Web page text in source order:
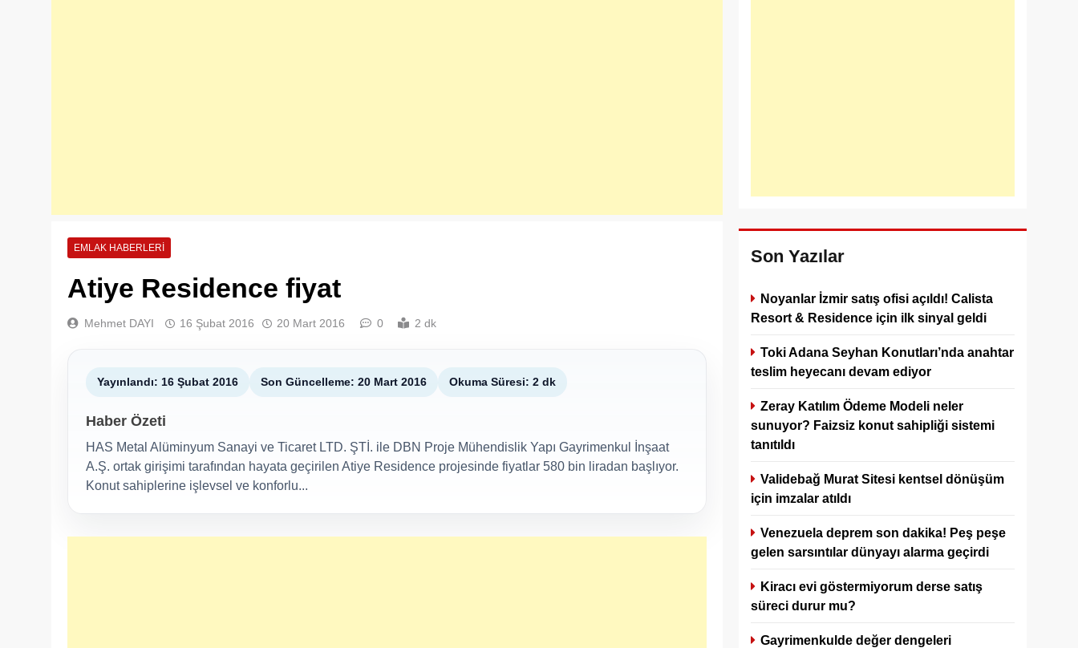
EMLAK HABERLERI
Atiye Residence fiyat
Mehmet DAYI 16 Şubat 2016 20 Mart 2016 0 2 dk
Yayınlandı: 16 Şubat 2016 Son Güncelleme: 20 Mart 2016 Okuma Süresi: 2 dk
Haber Özeti
HAS Metal Alüminyum Sanayi ve Ticaret LTD. ŞTİ. ile DBN Proje Mühendislik Yapı Gayrimenkul İnşaat
A.Ş. ortak girişimi tarafından hayata geçirilen Atiye Residence projesinde fiyatlar 580 bin liradan başlıyor.
Konut sahiplerine işlevsel ve konforlu...
Son Yazılar
Noyanlar İzmir satış ofisi açıldı! Calista
Resort & Residence için ilk sinyal geldi
Toki Adana Seyhan Konutları’nda anahtar
teslim heyecanı devam ediyor
Zeray Katılım Ödeme Modeli neler
sunuyor? Faizsiz konut sahipliği sistemi
tanıtıldı
Validebağ Murat Sitesi kentsel dönüşüm
için imzalar atıldı
Venezuela deprem son dakika! Peş peşe
gelen sarsıntılar dünyayı alarma geçirdi
Kiracı evi göstermiyorum derse satış
süreci durur mu?
Gayrimenkulde değer dengeleri